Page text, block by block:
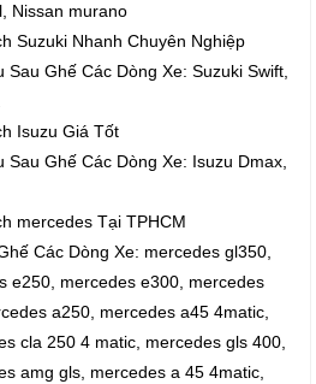
Nissan murano
Suzuki Nhanh Chuyên Nghiệp
Ghế Các Dòng Xe: Suzuki Swift,
Isuzu Giá Tốt
Ghế Các Dòng Xe: Isuzu Dmax,
mercedes Tại TPHCM
Các Dòng Xe: mercedes gl350,
e250, mercedes e300, mercedes
a250, mercedes a45 4matic,
cla 250 4 matic, mercedes gls 400,
amg gls, mercedes a 45 4matic,